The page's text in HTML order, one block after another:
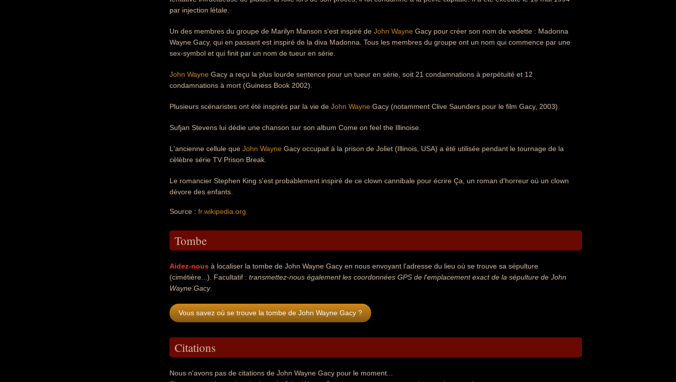
par injection létale.
Un des membres du groupe de Marilyn Manson s'est inspiré de John Wayne Gacy pour créer son nom de vedette : Madonna
Wayne Gacy, qui en passant est inspiré de la diva Madonna. Tous les membres du groupe ont un nom qui commence par une
sex-symbol et qui finit par un nom de tueur en série.
John Wayne Gacy a reçu la plus lourde sentence pour un tueur en série, soit 21 condamnations à perpétuité et 12
condamnations à mort (Guiness Book 2002).
Plusieurs scénaristes ont été inspirés par la vie de John Wayne Gacy (notamment Clive Saunders pour le film Gacy, 2003)
Sufjan Stevens lui dédie une chanson sur son album Come on feel the Illinoise.
L'ancienne cellule que John Wayne Gacy occupait à la prison de Joliet (Illinois, USA) a été utilisée pendant le tournage de la
célèbre série TV Prison Break.
Le romancier Stephen King s'est probablement inspiré de ce clown cannibale pour écrire Ça, un roman d'horreur où un clown
dévore des enfants.
Source : fr.wikipedia.org
Tombe
Aidez-nous à localiser la tombe de John Wayne Gacy en nous envoyant l'adresse du lieu où se trouve sa sépulture
(cimétière...). Facultatif : transmettez-nous également les coordonnées GPS de l'emplacement exact de la sépulture de John
Wayne Gacy.
Vous savez où se trouve la tombe de John Wayne Gacy ?
Citations
Nous n'avons pas de citations de John Wayne Gacy pour le moment...